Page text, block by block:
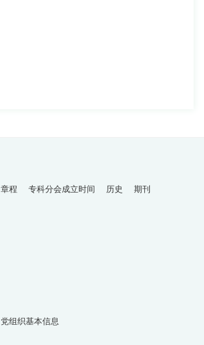
章程 专科分会成立时间 历史 期刊
党组织基本信息